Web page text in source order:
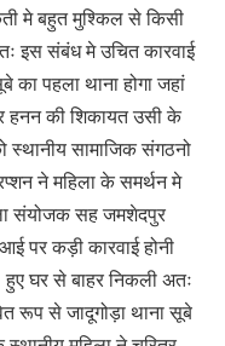
मे बहुत मुश्किल से किसी
इस संबंध मे उचित कारवाई
का पहला थाना होगा जहां
हनन की शिकायत उसी के
सामाजिक संगठनो
ने महिला के समर्थन मे
संयोजक सह जमशेदपुर
पर कड़ी कारवाई होनी
घर से बाहर निकली अतः
रूप से जादूगोड़ा थाना सूबे